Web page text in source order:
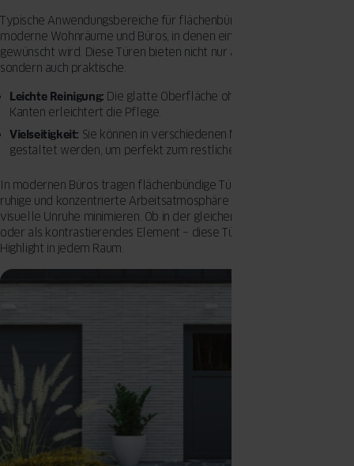
Typische Anwendungsbereiche für flächenbündige Innentüren sind
moderne Wohnräume und Büros, in denen ein nahtloses Design
gewünscht wird. Diese Türen bieten nicht nur ästhetische Vorteile,
sondern auch praktische:
Leichte Reinigung: Die glatte Oberfläche ohne hervorstehende
Kanten erleichtert die Pflege.
Vielseitigkeit: Sie können in verschiedenen Materialien und Farben
gestaltet werden, um perfekt zum restlichen Interieur zu passen.
In modernen Büros tragen flächenbündige Türen dazu bei, eine
ruhige und konzentrierte Arbeitsatmosphäre zu schaffen, indem sie
visuelle Unruhe minimieren. Ob in der gleichen Farbe wie die Wand
oder als kontrastierendes Element – diese Türen sind ein echtes
Highlight in jedem Raum.